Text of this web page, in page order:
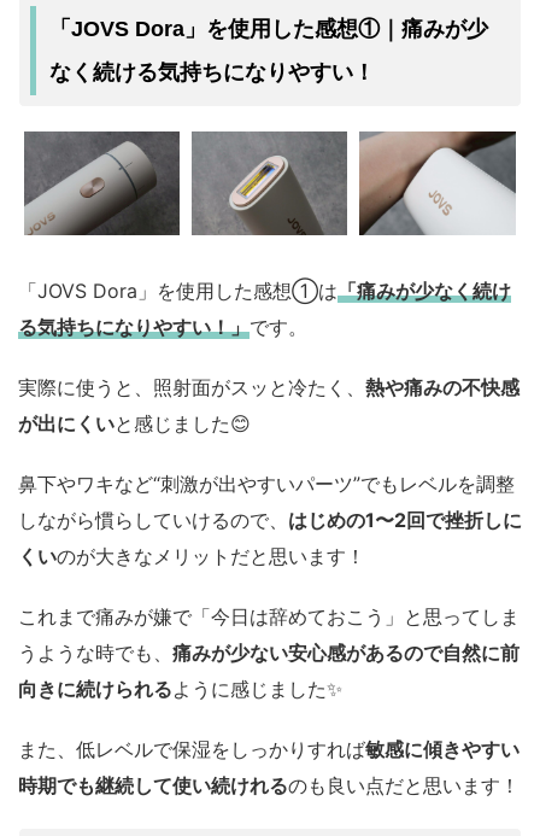
「JOVS Dora」を使用した感想①｜痛みが少
なく続ける気持ちになりやすい！
「JOVS Dora」を使用した感想①は「痛みが少なく続け
る気持ちになりやすい！」です。
実際に使うと、照射面がスッと冷たく、 熱や痛みの不快感
が出にくいと感じました😊
鼻下やワキなど“刺激が出やすいパーツ”でもレベルを調整
しながら慣らしていけるので、 はじめの1〜2回で挫折しに
くいのが大きなメリットだと思います！
これまで痛みが嫌で「今日は辞めておこう」と思ってしま
うような時でも、 痛みが少ない安心感があるので自然に前
向きに続けられるように感じました✨️
また、低レベルで保湿をしっかりすれば敏感に傾きやすい
時期でも継続して使い続けれるのも良い点だと思います！